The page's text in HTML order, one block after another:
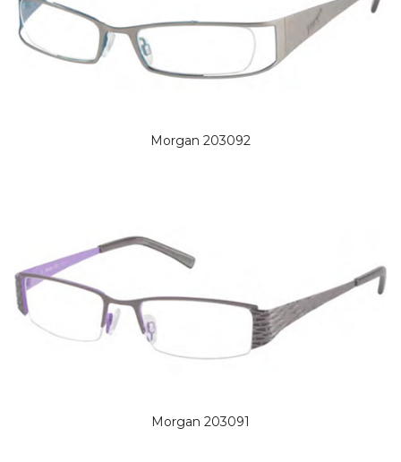
Morgan 203092
Morgan 203091